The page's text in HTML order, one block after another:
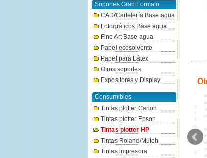
Soportes Gran Formato
CAD/Cartelería Base agua
Fotográficos Base agua
Fine Art Base agua
Papel ecosolvente
Papel para Látex
Otros soportes
Expositores y Display
Consumibles
Tintas plotter Canon
Tintas plotter Epson
Tintas plotter HP
Tintas Roland/Mutoh
Tintas impresora